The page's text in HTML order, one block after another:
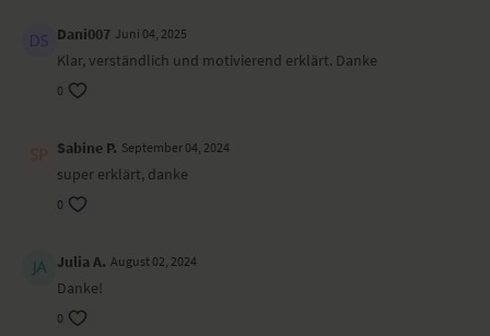
Dani007 Juni 04, 2025
Klar, verständlich und motivierend erklärt. Danke
0
Sabine P. September 04, 2024
super erklärt, danke
0
Julia A. August 02, 2024
Danke!
0